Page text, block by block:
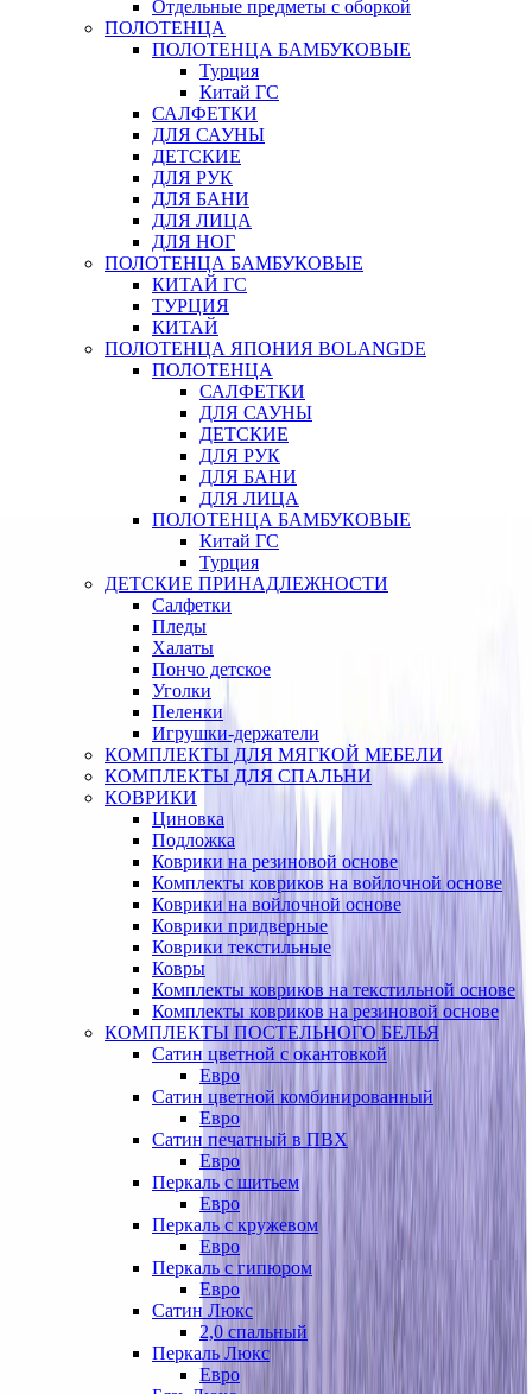
Отдельные предметы с оборкой
ПОЛОТЕНЦА
ПОЛОТЕНЦА БАМБУКОВЫЕ
Турция
Китай ГС
САЛФЕТКИ
ДЛЯ САУНЫ
ДЕТСКИЕ
ДЛЯ РУК
ДЛЯ БАНИ
ДЛЯ ЛИЦА
ДЛЯ НОГ
ПОЛОТЕНЦА БАМБУКОВЫЕ
КИТАЙ ГС
ТУРЦИЯ
КИТАЙ
ПОЛОТЕНЦА ЯПОНИЯ BOLANGDE
ПОЛОТЕНЦА
САЛФЕТКИ
ДЛЯ САУНЫ
ДЕТСКИЕ
ДЛЯ РУК
ДЛЯ БАНИ
ДЛЯ ЛИЦА
ПОЛОТЕНЦА БАМБУКОВЫЕ
Китай ГС
Турция
ДЕТСКИЕ ПРИНАДЛЕЖНОСТИ
Салфетки
Пледы
Халаты
Пончо детское
Уголки
Пеленки
Игрушки-держатели
КОМПЛЕКТЫ ДЛЯ МЯГКОЙ МЕБЕЛИ
КОМПЛЕКТЫ ДЛЯ СПАЛЬНИ
КОВРИКИ
Циновка
Подложка
Коврики на резиновой основе
Комплекты ковриков на войлочной основе
Коврики на войлочной основе
Коврики придверные
Коврики текстильные
Ковры
Комплекты ковриков на текстильной основе
Комплекты ковриков на резиновой основе
КОМПЛЕКТЫ ПОСТЕЛЬНОГО БЕЛЬЯ
Сатин цветной с окантовкой
Евро
Сатин цветной комбинированный
Евро
Сатин печатный в ПВХ
Евро
Перкаль с шитьем
Евро
Перкаль с кружевом
Евро
Перкаль с гипюром
Евро
Сатин Люкс
2,0 спальный
Перкаль Люкс
Евро